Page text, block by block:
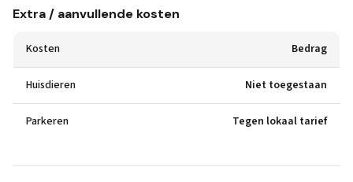
Extra / aanvullende kosten
Kosten Bedrag
Huisdieren Niet toegestaan
Parkeren Tegen lokaal tarief